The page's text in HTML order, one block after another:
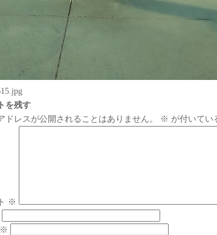
を残す
ドレスが公開されることはありません。
※ が付いてい
※
※